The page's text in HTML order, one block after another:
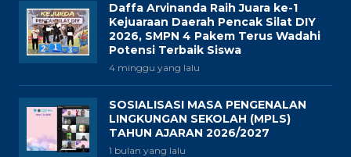
Daffa Arvinanda Raih Juara ke-1
Kejuaraan Daerah Pencak Silat DIY
2026, SMPN 4 Pakem Terus Wadahi
Potensi Terbaik Siswa
4 minggu yang lalu
SOSIALISASI MASA PENGENALAN
LINGKUNGAN SEKOLAH (MPLS)
TAHUN AJARAN 2026/2027
1 bulan yang lalu